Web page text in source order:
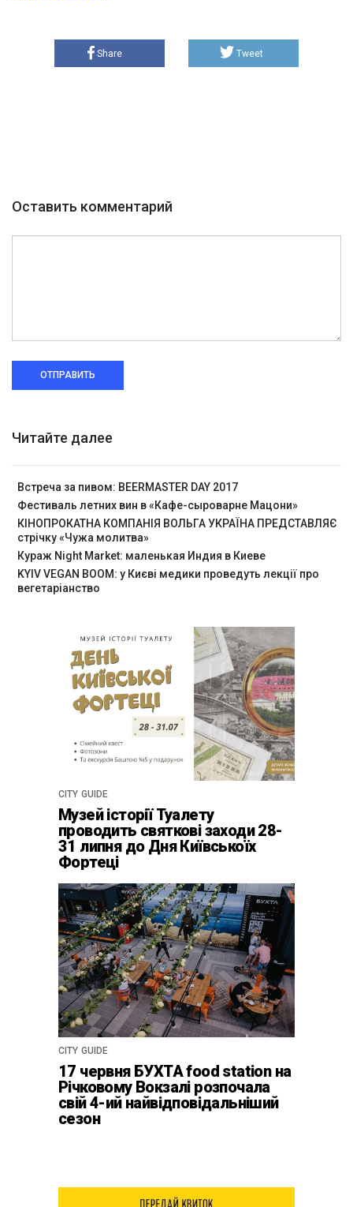
Share Tweet
Оставить комментарий
ОТПРАВИТЬ
Читайте далее
Встреча за пивом: BEERMASTER DAY 2017
Фестиваль летних вин в «Кафе-сыроварне Мацони»
КІНОПРОКАТНА КОМПАНІЯ ВОЛЬГА УКРАЇНА ПРЕДСТАВЛЯЄ
стрічку «Чужа молитва»
Кураж Night Market: маленькая Индия в Киеве
KYIV VEGAN BOOM: у Києві медики проведуть лекції про
вегетаріанство
CITY GUIDE
Музей історії Туалету
проводить святкові заходи 28-
31 липня до Дня Київськоїх
Фортеці
CITY GUIDE
17 червня БУХТА food station на
Річковому Вокзалі розпочала
свій 4-ий найвідповідальніший
сезон